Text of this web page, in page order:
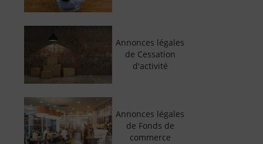
Annonces légales
de Cessation
d'activité
Annonces légales
de Fonds de
commerce